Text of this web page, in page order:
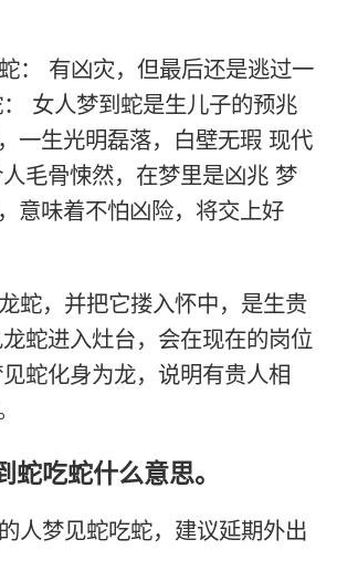
： 有凶灾，但最后还是逃过一
女人梦到蛇是生儿子的预兆
一生光明磊落，白壁无瑕 现代
毛骨悚然，在梦里是凶兆 梦
意味着不怕凶险，将交上好
蛇，并把它搂入怀中，是生贵
蛇进入灶台，会在现在的岗位
见蛇化身为龙，说明有贵人相
蛇吃蛇什么意思。
人梦见蛇吃蛇，建议延期外出